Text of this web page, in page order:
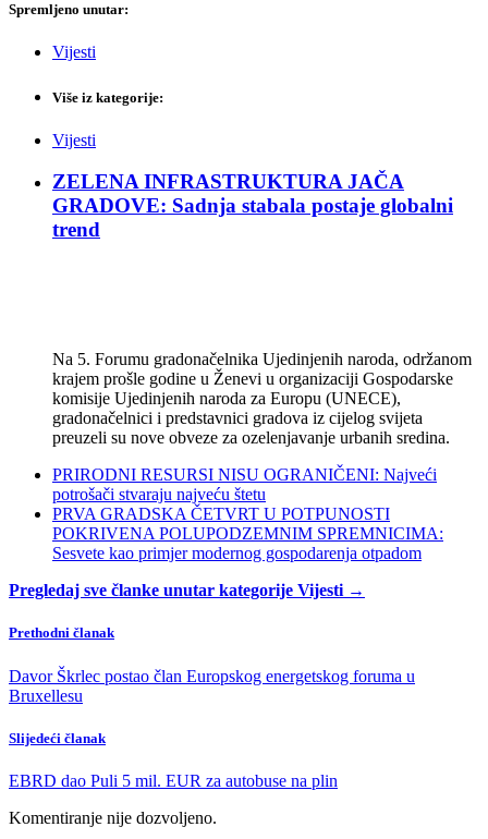
Spremljeno unutar:
Vijesti
Više iz kategorije:
Vijesti
ZELENA INFRASTRUKTURA JAČA
GRADOVE: Sadnja stabala postaje globalni
trend
Na 5. Forumu gradonačelnika Ujedinjenih naroda, održanom
krajem prošle godine u Ženevi u organizaciji Gospodarske
komisije Ujedinjenih naroda za Europu (UNECE),
gradonačelnici i predstavnici gradova iz cijelog svijeta
preuzeli su nove obveze za ozelenjavanje urbanih sredina.
PRIRODNI RESURSI NISU OGRANIČENI: Najveći
potrošači stvaraju najveću štetu
PRVA GRADSKA ČETVRT U POTPUNOSTI
POKRIVENA POLUPODZEMNIM SPREMNICIMA:
Sesvete kao primjer modernog gospodarenja otpadom
Pregledaj sve članke unutar kategorije Vijesti →
Prethodni članak
Davor Škrlec postao član Europskog energetskog foruma u
Bruxellesu
Slijedeći članak
EBRD dao Puli 5 mil. EUR za autobuse na plin
Komentiranje nije dozvoljeno.